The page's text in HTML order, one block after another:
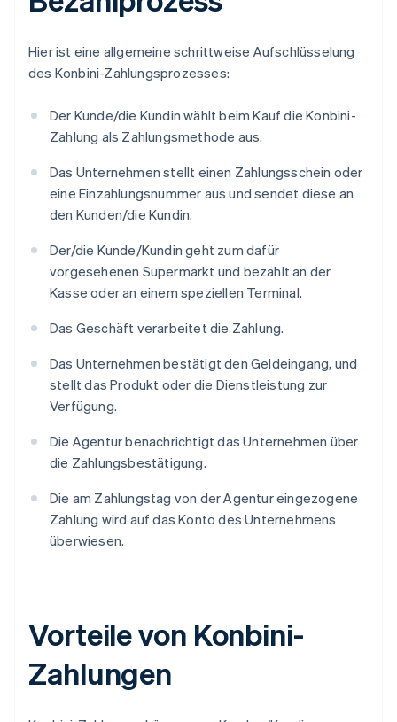
Hier ist eine allgemeine schrittweise Aufschlüsselung
des Konbini-Zahlungsprozesses:
Der Kunde/die Kundin wählt beim Kauf die Konbini-
Zahlung als Zahlungsmethode aus.
Das Unternehmen stellt einen Zahlungsschein oder
eine Einzahlungsnummer aus und sendet diese an
den Kunden/die Kundin.
Der/die Kunde/Kundin geht zum dafür
vorgesehenen Supermarkt und bezahlt an der
Kasse oder an einem speziellen Terminal.
Das Geschäft verarbeitet die Zahlung.
Das Unternehmen bestätigt den Geldeingang, und
stellt das Produkt oder die Dienstleistung zur
Verfügung.
Die Agentur benachrichtigt das Unternehmen über
die Zahlungsbestätigung.
Die am Zahlungstag von der Agentur eingezogene
Zahlung wird auf das Konto des Unternehmens
überwiesen.
Vorteile von Konbini-
Zahlungen